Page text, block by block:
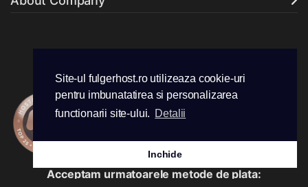
Site-ul fulgerhost.ro utilizeaza cookie-uri
pentru imbunatatirea si personalizarea
functionarii site-ului. Detalii
Inchide
Premii Fulgerhost 2026:
Acceptam urmatoarele metode de plata: